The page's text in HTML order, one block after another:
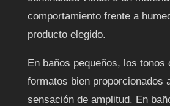
comportamiento frente a
producto elegido.
En baños pequeños, los tonos
formatos bien proporcionados
sensación de amplitud. En